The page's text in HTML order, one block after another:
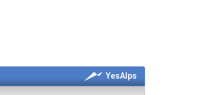
YesAlps